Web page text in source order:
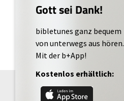
Gott sei Dank!
bibletunes ganz bequem
von unterwegs aus hören.
Mit der b+App!
Kostenlos erhältlich: